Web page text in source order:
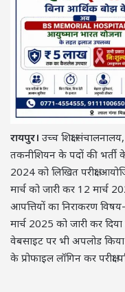
रायपुर। उच्च शिक्षा
तकनीशियन के पदों की भर्ती के
2024 को लिखित परीक्षा
मार्च को जारी कर 12 मार्च
आपत्तियों का निराकरण विषय-
मार्च 2025 को जारी कर दिया
वेबसाइट पर भी अपलोड
के प्रोफाइल लॉगिन कर परीक्षा